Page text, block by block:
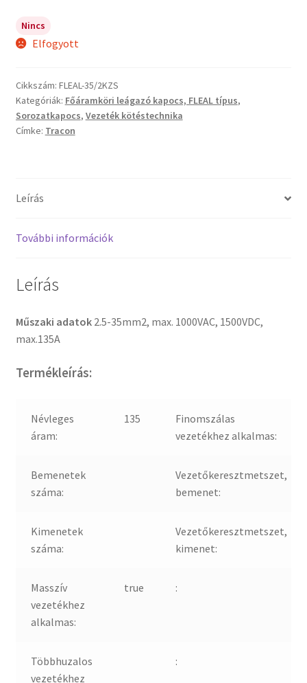
Nincs
Elfogyott
Cikkszám: FLEAL-35/2KZS
Kategóriák: Főáramköri leágazó kapocs, FLEAL típus,
Sorozatkapocs, Vezeték kötéstechnika
Címke: Tracon
Leírás
További információk
Leírás
Műszaki adatok 2.5-35mm2, max. 1000VAC, 1500VDC,
max.135A
Termékleírás:
Névleges
áram:
135
Finomszálas
vezetékhez alkalmas:
Bemenetek
száma:
Vezetőkeresztmetszet,
bemenet:
Kimenetek
száma:
Vezetőkeresztmetszet,
kimenet:
Masszív
vezetékhez
alkalmas:
true :
Többhuzalos
vezetékhez
: